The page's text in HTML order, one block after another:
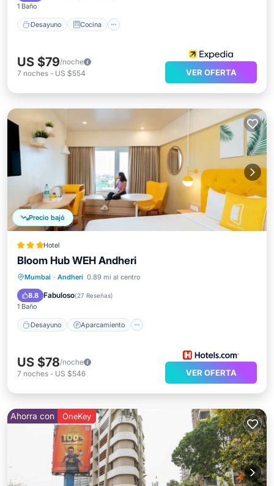
1 Baño
Desayuno Cocina
US $79/noche
7 noches - US $554 VER OFERTA
Precio bajó
Hotel
Bloom Hub WEH Andheri
Mumbai · Andheri 0.89 mi al centro
8.8 Fabuloso(27 Reseñas)
1 Baño
Desayuno Aparcamiento
Desayuno Aparcamiento
Aire acondicionado
US $78/noche
7 noches - US $546 VER OFERTA
Ahorra con OneKey